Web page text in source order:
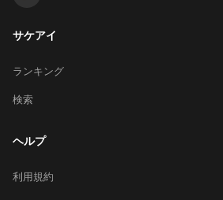
サケアイ
ランキング
検索
ヘルプ
利用規約